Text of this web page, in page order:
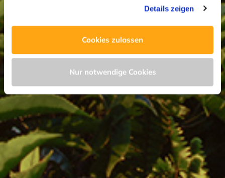
Datenschutzerklärung—
Impressum.
Details zeigen
Cookies zulassen
Nur notwendige Cookies